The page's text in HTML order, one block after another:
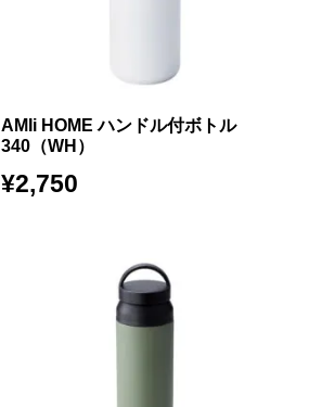
AMIi HOME ハンドル付ボトル
340（WH）
¥2,750